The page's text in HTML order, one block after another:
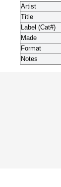
Artist
Title
Label (Cat#)
Made
Format
Notes